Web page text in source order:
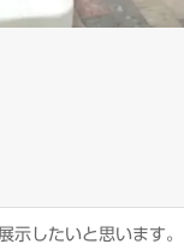
示したいと思います。